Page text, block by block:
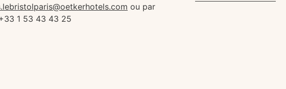
ou par
1 53 43 43 25